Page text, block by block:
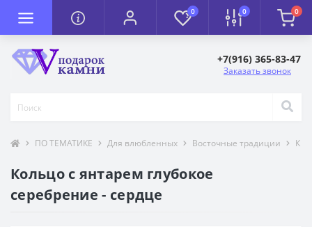
0 0 0
+7(916) 365-83-47
Заказать звонок
ПО ТЕМАТИКЕ Для влюбленных Восточные традиции К
Кольцо с янтарем глубокое
серебрение - сердце